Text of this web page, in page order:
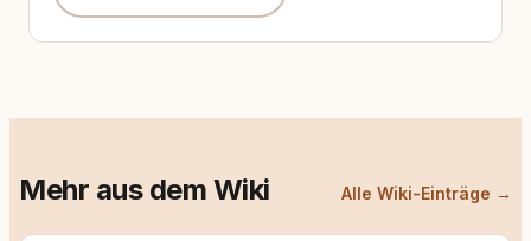
Mehr aus dem Wiki Alle Wiki-Einträge →